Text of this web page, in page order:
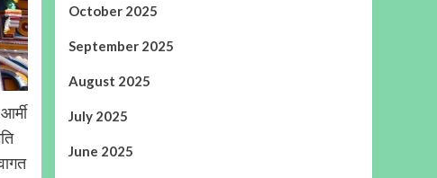
October 2025
September 2025
August 2025
July 2025
June 2025